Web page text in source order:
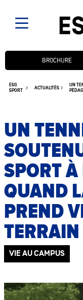
ESG
SPORT
ACTUALITÉS
UN
UN
SPORT
QUAND
PREND
TERRAIN
VIE AU CAMPUS
Candidatez btnBROCHURE